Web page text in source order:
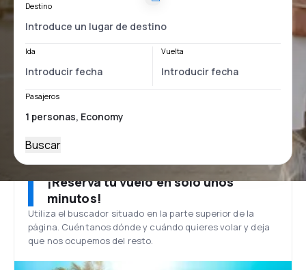
Destino
Ida Vuelta
Pasajeros
Buscar
¡Reserva tu vuelo en solo unos
minutos!
Utiliza el buscador situado en la parte superior de la
página. Cuéntanos dónde y cuándo quieres volar y deja
que nos ocupemos del resto.